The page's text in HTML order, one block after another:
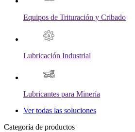
Equipos de Trituración y Cribado
Lubricación Industrial
Lubricantes para Minería
Ver todas las soluciones
Categoría de productos